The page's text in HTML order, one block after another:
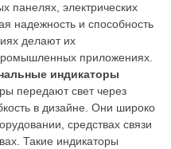
панелях, электрических
надежность и способность
делают их
приложениях.
индикаторы
передают свет через
в дизайне. Они широко
средствах связи
Такие индикаторы